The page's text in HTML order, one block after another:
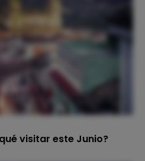
visitar este Junio?